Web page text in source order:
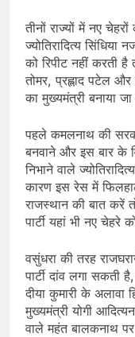
तीनों राज्यों में नए
ज्योतिरादित्य सिंधिया
को रिपीट नहीं करती है
तोमर, प्रह्लाद पटेल
का मुख्यमंत्री बनाया
पहले कमलनाथ की
बनवाने और इस बार के
निभाने वाले
कारण इस रेस में
राजस्थान की बात करें
पार्टी यहां भी नए
वसुंधरा की तरह
पार्टी दांव लगा सकती
दीया कुमारी के अलावा
मुख्यमंत्री योगी
वाले महंत बालकनाथ